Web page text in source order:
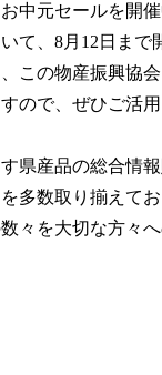
中元セールを開
て、8月12日まで
この物産振興協
ので、ぜひご活
県産品の総合情
多数取り揃えて
々を大切な方々